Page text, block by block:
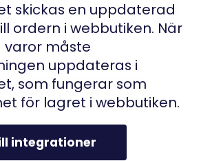
skickas en uppdaterad
ordern i webbutiken. När
varor måste
uppdateras i
som fungerar som
för lagret i webbutiken.
integrationer